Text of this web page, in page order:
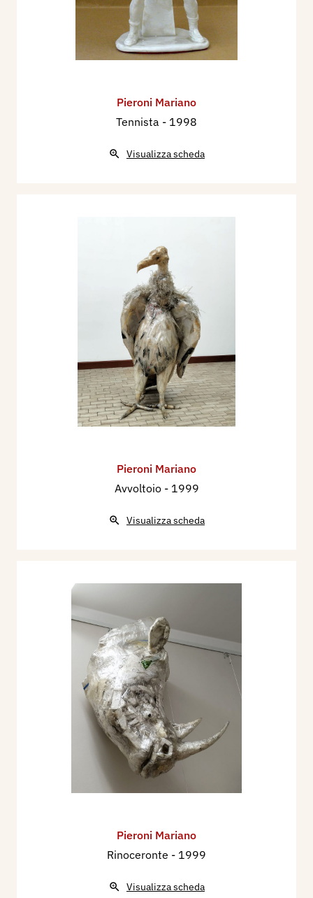
Pieroni Mariano
Tennista - 1998
Visualizza scheda
Pieroni Mariano
Avvoltoio - 1999
Visualizza scheda
Pieroni Mariano
Rinoceronte - 1999
Visualizza scheda